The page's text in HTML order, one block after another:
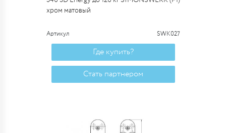
хром матовый
Артикул SWK027
Где купить?
Стать партнером